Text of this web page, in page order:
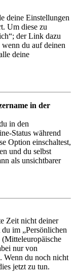
deine Einstellungen
Um diese zu
der Link dazu
du auf deinen
deine
in der
in den
Status während
Option einschaltest,
und du selbst
als unsichtbarer
Zeit nicht deiner
im „Persönlichen
nur von
Wenn du noch nicht
jetzt zu tun.